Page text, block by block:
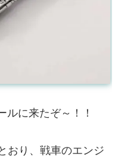
ルに来たぞ～！！
おり、戦車のエンジ